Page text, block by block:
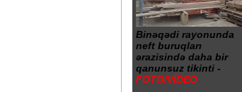
Binəqədi rayonunda
neft buruqları
ərazisində daha bir
qanunsuz tikinti -
FOTO/VİDEO